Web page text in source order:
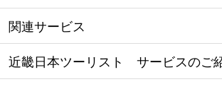
関連サービス
近畿日本ツーリスト サービスのご